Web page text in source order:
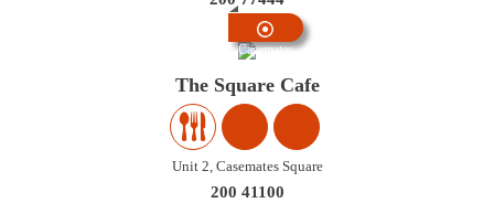
Casemates
The Square Cafe
Unit 2, Casemates Square
200 41100